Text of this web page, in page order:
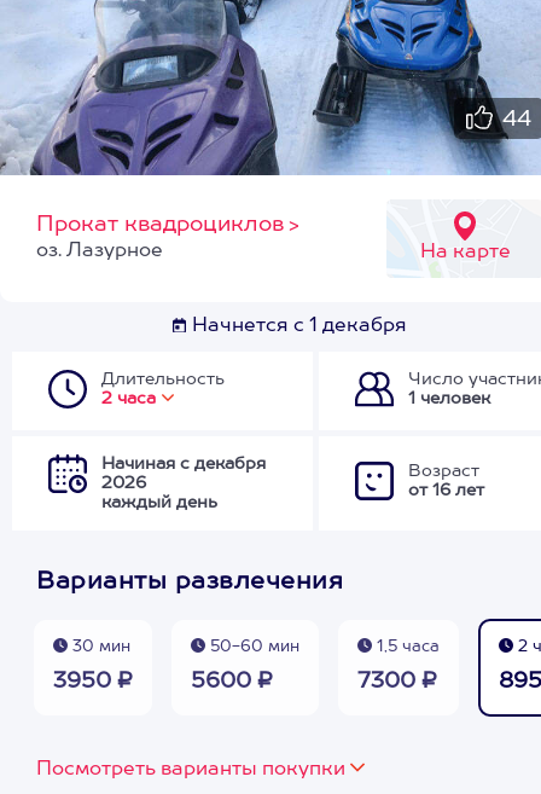
44
Прокат квадроциклов >
На карте
оз. Лазурное
Начнется с 1 декабря
Длительность
2 часа
Число
1 человек
Начиная с декабря
2026
каждый день
Возраст
от 16 лет
Варианты развлечения
30 мин
3950 ₽
50-60 мин
5600 ₽
1,5 часа
7300 ₽
2
Посмотреть варианты покупки